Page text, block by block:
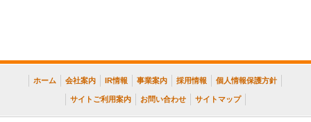
ホーム 会社案内 IR情報 事業案内 採用情報 個人情報保護方針
サイトご利用案内 お問い合わせ サイトマップ